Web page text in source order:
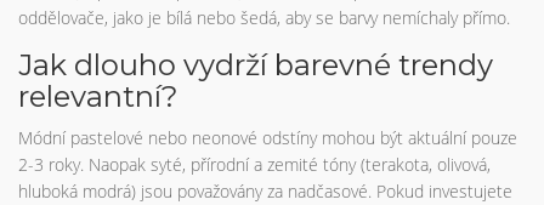
oddělovače, jako je bílá nebo šedá, aby se barvy nemíchaly přímo.
Jak dlouho vydrží barevné trendy
relevantní?
Módní pastelové nebo neonové odstíny mohou být aktuální pouze
2-3 roky. Naopak syté, přírodní a zemité tóny (terakota, olivová,
hluboká modrá) jsou považovány za nadčasové. Pokud investujete